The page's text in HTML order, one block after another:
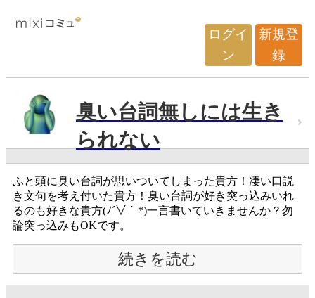
ログイ
ン
新規登
録
臭い台詞無しには生き
られない
ふと頭に臭い台詞が思いついてしまった貴方！凄い口説
き文句を考え付いた貴方！臭い台詞が好き突っ込みいれ
るのも好きな貴方(ﾉ´∀｀*)一言書いていきませんか？勿
論突っ込みもOKです。
続きを読む